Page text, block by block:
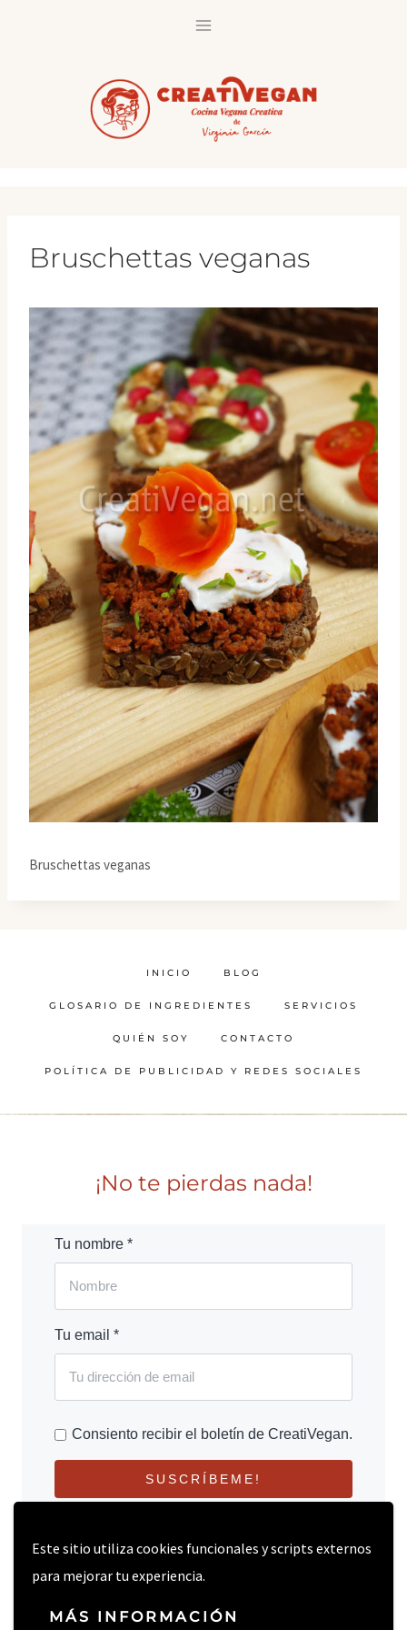
Este sitio utiliza cookies funcionales y scripts externos
para mejorar tu experiencia.
MÁS INFORMACIÓN
Bruschettas veganas
Bruschettas veganas
INICIO BLOG
GLOSARIO DE INGREDIENTES SERVICIOS
QUIÉN SOY CONTACTO
POLÍTICA DE PUBLICIDAD Y REDES SOCIALES
¡No te pierdas nada!
Tu nombre *
Tu email *
Consiento recibir el boletín de CreatiVegan.
SUSCRÍBEME!